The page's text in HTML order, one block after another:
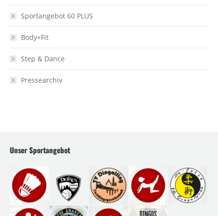
Sportangebot 60 PLUS
Body+Fit
Step & Dance
Pressearchiv
Unser Sportangebot